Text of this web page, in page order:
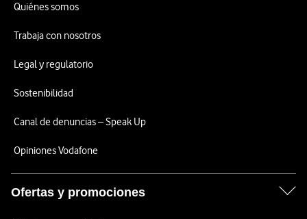
Quiénes somos
Trabaja con nosotros
Legal y regulatorio
Sostenibilidad
Canal de denuncias – Speak Up
Opiniones Vodafone
Ofertas y promociones